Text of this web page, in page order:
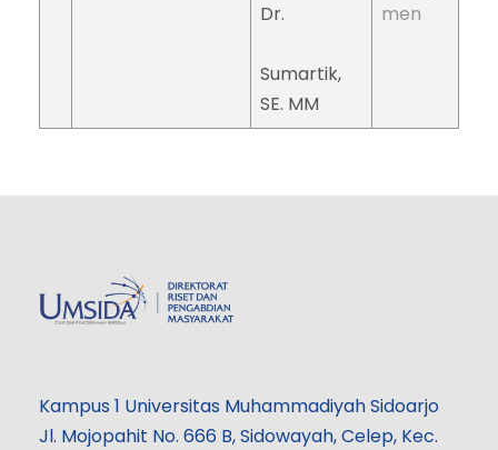
Dr.
Sumartik,
SE. MM
men
Kampus 1 Universitas Muhammadiyah Sidoarjo
Jl. Mojopahit No. 666 B, Sidowayah, Celep, Kec.